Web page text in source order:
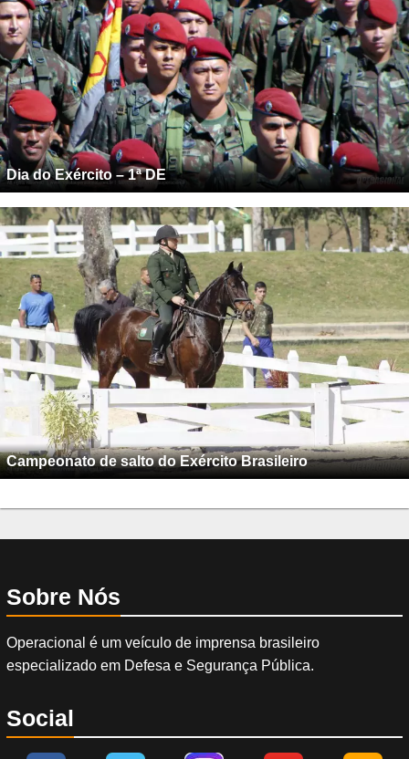
Dia do Exército – 1ª DE
Campeonato de salto do Exército Brasileiro
Sobre Nós
Operacional é um veículo de imprensa brasileiro
especializado em Defesa e Segurança Pública.
Social